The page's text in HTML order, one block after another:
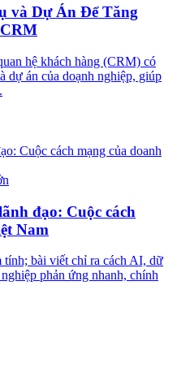
và Dự Án Để Tăng
hệ khách hàng (CRM) có
dự án của doạnh nghiệp, giúp
đạo: Cuộc cách
Nam
tính; bài viết chỉ ra cách AI, dữ
phản ứng nhanh, chính